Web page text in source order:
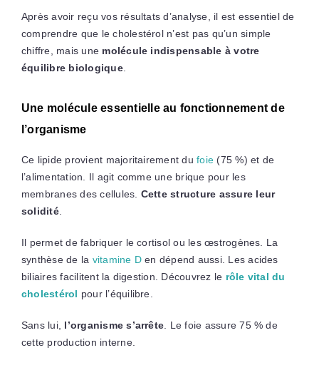
Après avoir reçu vos résultats d’analyse, il est essentiel de
comprendre que le cholestérol n’est pas qu’un simple
chiffre, mais une molécule indispensable à votre
équilibre biologique.
Une molécule essentielle au fonctionnement de
l’organisme
Ce lipide provient majoritairement dufoie (75 %) et de
l’alimentation. Il agit comme une brique pour les
membranes des cellules. Cette structure assure leur
solidité.
Il permet de fabriquer le cortisol ou les œstrogènes. La
synthèse de la vitamine D en dépend aussi. Les acides
biliaires facilitent la digestion. Découvrez le rôle vital du
cholestérol pour l’équilibre.
Sans lui, l’organisme s’arrête. Le foie assure 75 % de
cette production interne.